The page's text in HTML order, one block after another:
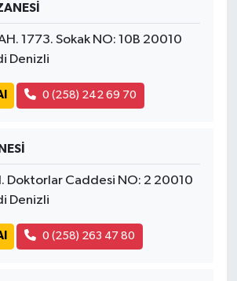
1773. Sokak NO: 10B 20010
Denizli
0 (258) 242 69 70
Doktorlar Caddesi NO: 2 20010
Denizli
0 (258) 263 47 80